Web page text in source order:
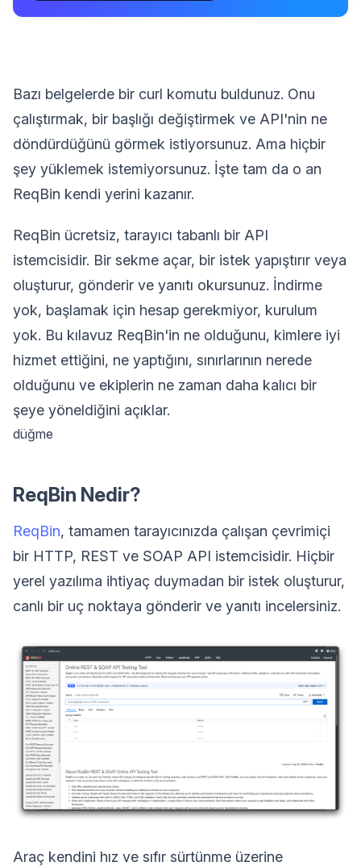
Bazı belgelerde bir curl komutu buldunuz. Onu
çalıştırmak, bir başlığı değiştirmek ve API'nin ne
döndürdüğünü görmek istiyorsunuz. Ama hiçbir
şey yüklemek istemiyorsunuz. İşte tam da o an
ReqBin kendi yerini kazanır.
ReqBin ücretsiz, tarayıcı tabanlı bir API
istemcisidir. Bir sekme açar, bir istek yapıştırır veya
oluşturur, gönderir ve yanıtı okursunuz. İndirme
yok, başlamak için hesap gerekmiyor, kurulum
yok. Bu kılavuz ReqBin'in ne olduğunu, kimlere iyi
hizmet ettiğini, ne yaptığını, sınırlarının nerede
olduğunu ve ekiplerin ne zaman daha kalıcı bir
şeye yöneldiğini açıklar.
düğme
ReqBin Nedir?
ReqBin, tamamen tarayıcınızda çalışan çevrimiçi
bir HTTP, REST ve SOAP API istemcisidir. Hiçbir
yerel yazılıma ihtiyaç duymadan bir istek oluşturur,
canlı bir uç noktaya gönderir ve yanıtı incelersiniz.
Araç kendini hız ve sıfır sürtünme üzerine